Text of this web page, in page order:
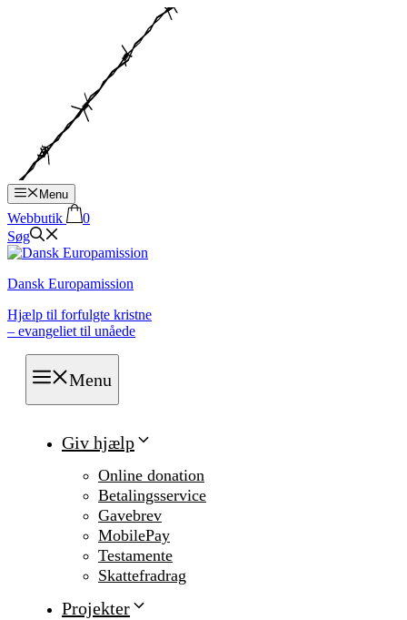
Menu
Webbutik
0
Søg
Dansk Europamission
Hjælp til forfulgte kristne
– evangeliet til unåede
Menu
Giv hjælp
Online donation
Betalingsservice
Gavebrev
MobilePay
Testamente
Skattefradrag
Projekter